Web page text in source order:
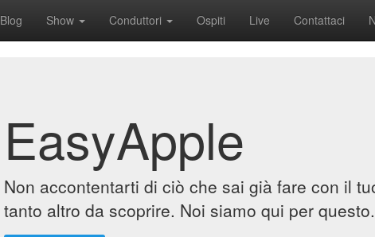
Blog Show Conduttori Ospiti Live Contattaci
EasyApple
Non accontentarti di ciò che sai già fare con il
tanto altro da scoprire. Noi siamo qui per questo.